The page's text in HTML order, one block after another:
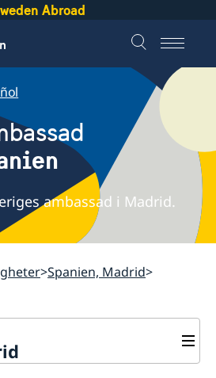
Abroad
ambassad i Madrid.
Spanien, Madrid